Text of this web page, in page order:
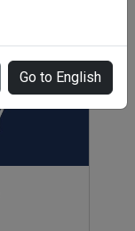
Go to English